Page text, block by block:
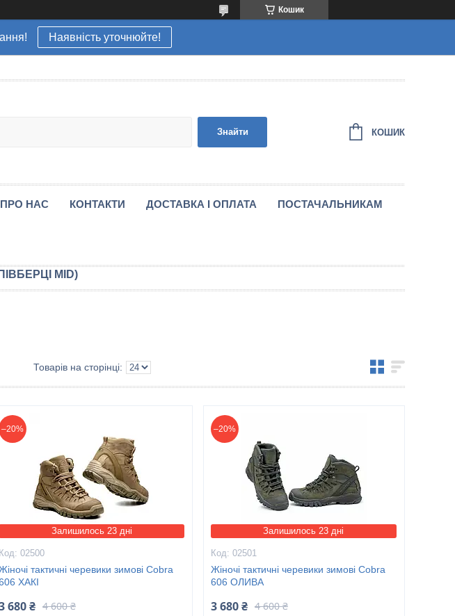
Кошик
Наявність уточнюйте!
Знайти КОШИК
ПРО НАС КОНТАКТИ ДОСТАВКА І ОПЛАТА ПОСТАЧАЛЬНИКАМ
MID)
–20%
Залишилось 23 дні
02500
тактичні черевики зимові Cobra
ХАКІ
680 ₴ 4 600 ₴
–20%
Залишилось 23 дні
02501
Жіночі тактичні черевики зимові Cobra
606 ОЛИВА
3 680 ₴ 4 600 ₴